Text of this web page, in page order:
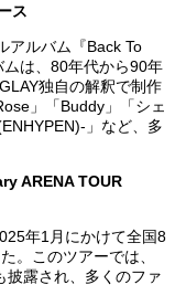
ス
アルバム『Back To
は、80年代から90年
独自の解釈で制作
」「Buddy」「シェ
」など、多
ARENA TOUR
年1月にかけて全国8
。このツアーでは、
披露され、多くのファ